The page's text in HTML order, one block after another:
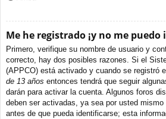
Me he registrado ¡y no me
Primero, verifique su nombre de usuario y
correcto, hay dos posibles razones. Si el
(APPCO) está activado y cuando se registró
de 13 años entonces tendrá que seguir
darán para activar la cuenta. Algunos foros
deben ser activadas, ya sea por usted mismo
antes de que pueda identificarse; esta